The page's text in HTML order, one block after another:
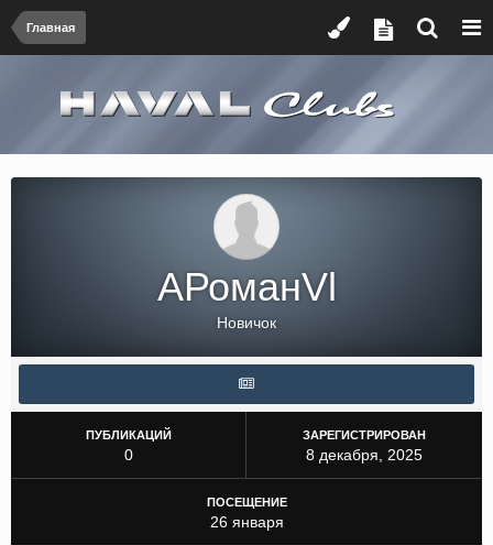
Главная
АРоманVl
Новичок
ПУБЛИКАЦИЙ
0
ЗАРЕГИСТРИРОВАН
8 декабря, 2025
ПОСЕЩЕНИЕ
26 января